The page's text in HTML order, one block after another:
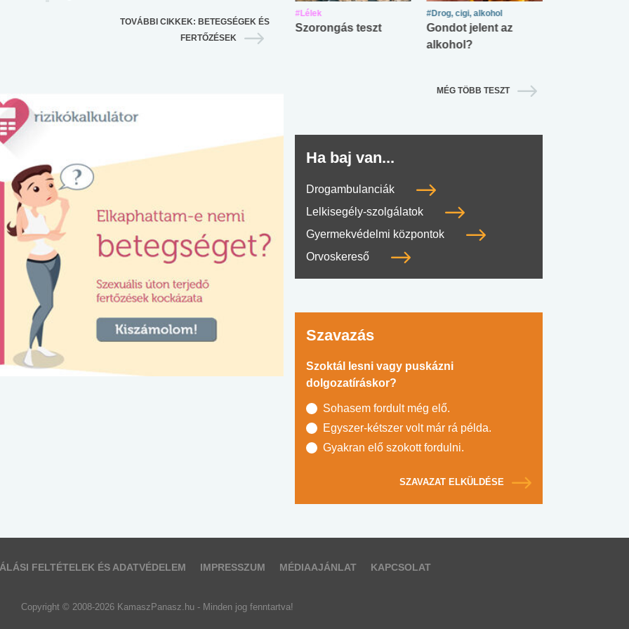
TOVÁBBI CIKKEK: BETEGSÉGEK ÉS
FERTŐZÉSEK
Angol középfokú
Internet-függőség
teszt
#Lélek
Szorongás teszt
#Drog, cigi, alkohol
Gondot jelent az
alkohol?
MÉG TÖBB TESZT
Ha baj van...
Drogambulanciák
Lelkisegély-szolgálatok
Gyermekvédelmi központok
Orvoskereső
Szavazás
Szoktál lesni vagy puskázni
dolgozatíráskor?
Sohasem fordult még elő.
Egyszer-kétszer volt már rá példa.
Gyakran elő szokott fordulni.
SZAVAZAT ELKÜLDÉSE
FELTÉTELEK ÉS ADATVÉDELEM IMPRESSZUM MÉDIAAJÁNLAT KAPCSOLAT
Copyright © 2008-2026 KamaszPanasz.hu - Minden jog fenntartva!